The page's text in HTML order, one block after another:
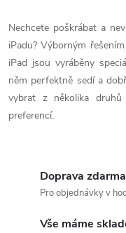
k
t
ů
k
t
ů
v
l
á
d
Nechcete poškrábat a
iPadu? Výborným
iPad jsou vyráběny
něm perfektně sedí a
vybrat z několika
preferencí.
Doprava zdarma
Pro objednávky v
Vše máme